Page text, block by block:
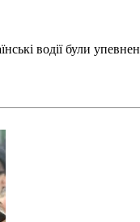
водії були